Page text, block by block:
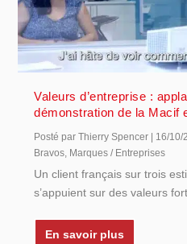
Valeurs d’entreprise :
démonstration de la Macif
Posté parThierry Spencer 16/10/
Bravos, Marques / Entreprises
Un client français sur trois
s’appuient sur des valeurs
En savoir plus